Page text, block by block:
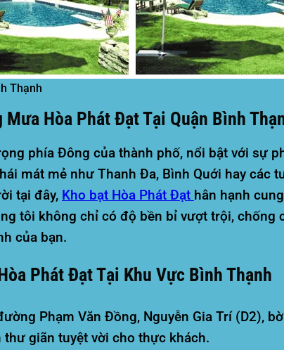
Thạnh
Hòa Phát Đạt Tại Quận Bình
phía Đông của thành phố, nổi bật với sự
mát mẻ như Thanh Đa, Bình Quới hay các
tại đây, Kho bạt Hòa Phát Đạt hân hạnh
tôi không chỉ có độ bền bỉ vượt trội,
của bạn.
Phát Đạt Tại Khu Vực Bình Thạnh
Phạm Văn Đồng, Nguyễn Gia Trí (D2),
giãn tuyệt vời cho thực khách.